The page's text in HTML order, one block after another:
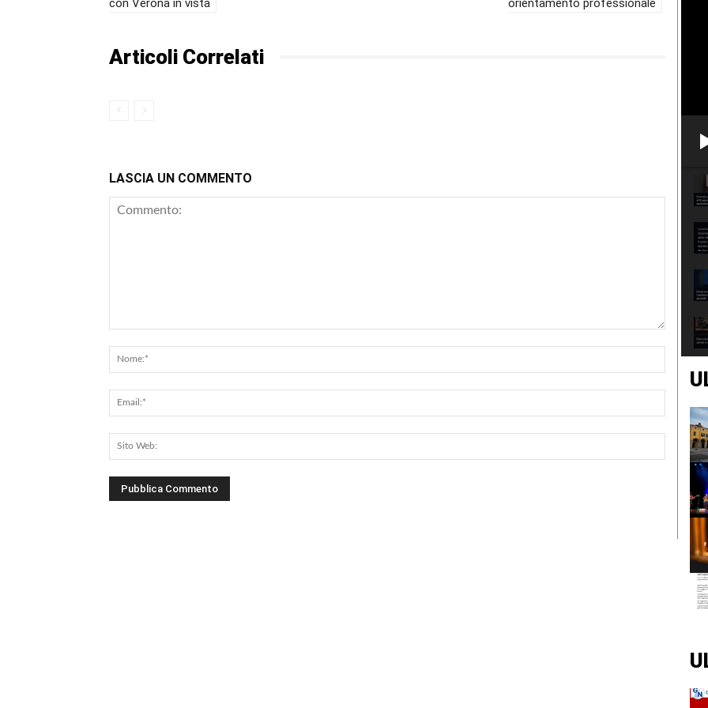
con Verona in vista
orientamento professionale
Articoli Correlati
LASCIA UN COMMENTO
Web: